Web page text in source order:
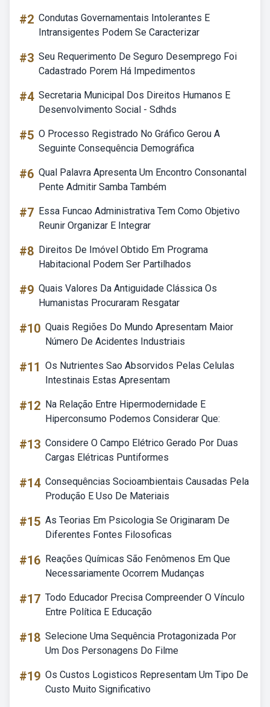
#2 Condutas Governamentais Intolerantes E
Intransigentes Podem Se Caracterizar
#3 Seu Requerimento De Seguro Desemprego Foi
Cadastrado Porem Há Impedimentos
#4 Secretaria Municipal Dos Direitos Humanos E
Desenvolvimento Social - Sdhds
#5 O Processo Registrado No Gráfico Gerou A
Seguinte Consequência Demográfica
#6 Qual Palavra Apresenta Um Encontro Consonantal
Pente Admitir Samba Também
#7 Essa Funcao Administrativa Tem Como Objetivo
Reunir Organizar E Integrar
#8 Direitos De Imóvel Obtido Em Programa
Habitacional Podem Ser Partilhados
#9 Quais Valores Da Antiguidade Clássica Os
Humanistas Procuraram Resgatar
#10 Quais Regiões Do Mundo Apresentam Maior
Número De Acidentes Industriais
#11 Os Nutrientes Sao Absorvidos Pelas Celulas
Intestinais Estas Apresentam
#12 Na Relação Entre Hipermodernidade E
Hiperconsumo Podemos Considerar Que:
#13 Considere O Campo Elétrico Gerado Por Duas
Cargas Elétricas Puntiformes
#14 Consequências Socioambientais Causadas Pela
Produção E Uso De Materiais
#15 As Teorias Em Psicologia Se Originaram De
Diferentes Fontes Filosoficas
#16 Reações Químicas São Fenômenos Em Que
Necessariamente Ocorrem Mudanças
#17 Todo Educador Precisa Compreender O Vínculo
Entre Política E Educação
#18 Selecione Uma Sequência Protagonizada Por
Um Dos Personagens Do Filme
#19 Os Custos Logisticos Representam Um Tipo De
Custo Muito Significativo